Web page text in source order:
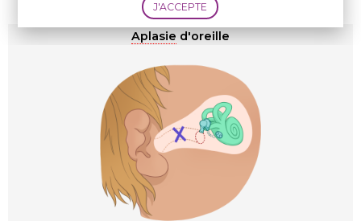
Aplasied'oreille